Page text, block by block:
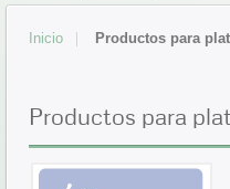
Inicio Productos para
Productos para